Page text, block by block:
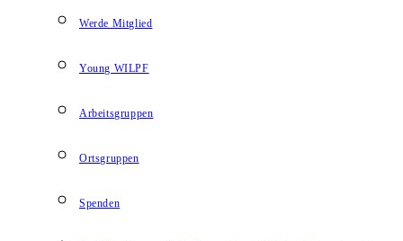
Werde Mitglied
Young WILPF
Arbeitsgruppen
Ortsgruppen
Spenden